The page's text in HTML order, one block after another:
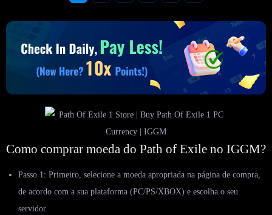
Como comprar moeda do Path of Exile no IGGM?
Passo 1: Primeiro, selecione a moeda apropriada na página de compra,
de acordo com a sua plataforma (PC/PS/XBOX) e escolha o seu
servidor.